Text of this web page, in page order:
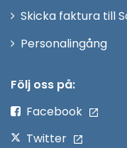
Skicka faktura till
Personalingång
Följ oss på:
Facebook
Twitter